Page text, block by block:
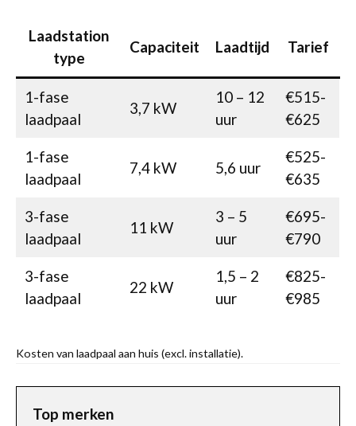
Laadstation
type
Capaciteit Laadtijd Tarief
1-fase
laadpaal
3,7 kW
10 – 12
uur
€515-
€625
1-fase
laadpaal
7,4 kW 5,6 uur
€525-
€635
3-fase
laadpaal
11 kW
3 – 5
uur
€695-
€790
3-fase
laadpaal
22 kW
1,5 – 2
uur
€825-
€985
Kosten van laadpaal aan huis (excl. installatie).
Top merken